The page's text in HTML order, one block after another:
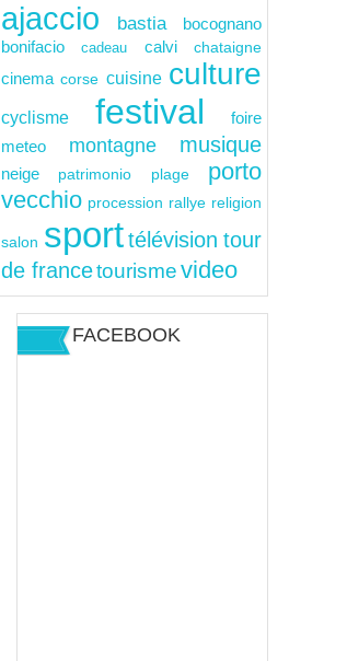
ajaccio bastia bocognano
bonifacio cadeau calvi chataigne
cinema corse cuisine culture
cyclisme festival foire
meteo montagne musique
neige patrimonio plage
porto
vecchio procession rallye religion
salon sport télévision tour
de francetourismevideo
FACEBOOK